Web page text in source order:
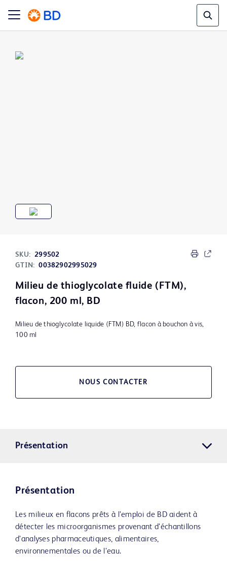
SKU: 299502
GTIN: 00382902995029
Milieu de thioglycolate fluide (FTM),
flacon, 200 ml, BD
Milieu de thioglycolate liquide (FTM) BD, flacon à bouchon à vis,
100 ml
NOUS CONTACTER
Présentation
Présentation
Les milieux en flacons prêts à l’emploi de BD aident à
détecter les microorganismes provenant d’échantillons
d’analyses pharmaceutiques, alimentaires,
environnementales ou de l’eau.